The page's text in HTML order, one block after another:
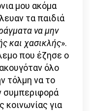
μου ακόμα
τα παιδιά
να μην
και χασικλής».
που έζησε ο
όλο
τόλμη να το
συμπεριφορά
κοινωνίας για